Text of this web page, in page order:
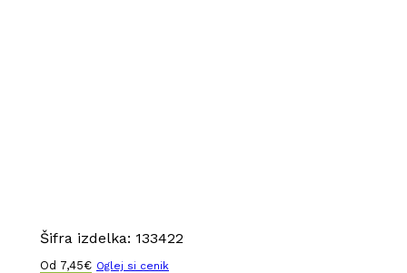
Šifra izdelka: 133422
Od 7,45€ Oglej si cenik